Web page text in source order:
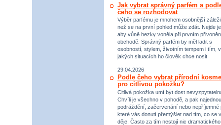
Jak vybrat správný parfém a
čeho se rozhodovat
Výběr parfému je mnohem osobnější
než se na první pohled může zdát. Nejde
aby vůně hezky voněla při prvním
obchodě. Správný parfém by měl ladit s
osobností, stylem, životním tempem i tím, v
jakých situacích ho člověk chce nosit.
29.04.2026
Podle čeho vybrat přírodní
pro citlivou pokožku?
Citlivá pokožka umí být dost
Chvíli je všechno v pohodě, a pak
podráždění, začervenání nebo nepříjemné
které vás donutí přemýšlet nad tím, co se
děje. Často za tím nestojí nic